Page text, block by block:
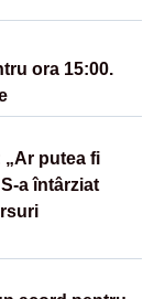
ora 15:00.
„Ar putea fi
a întârziat